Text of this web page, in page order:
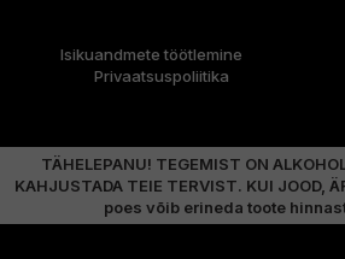
Isikuandmete töötlemine
Privaatsuspoliitika
TÄHELEPANU! TEGEMIST ON
KAHJUSTADA TEIE TERVIST. KUI JOOD,
poes võib erineda toote